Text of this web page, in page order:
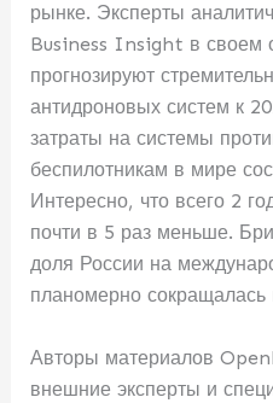
рынке. Эксперты
Business Insight в своем
прогнозируют
антидроновых систем к
затраты на системы
беспилотникам в мире
Интересно, что всего 2
почти в 5 раз меньше.
доля России на
планомерно сокращалась
Авторы материалов
внешние эксперты и